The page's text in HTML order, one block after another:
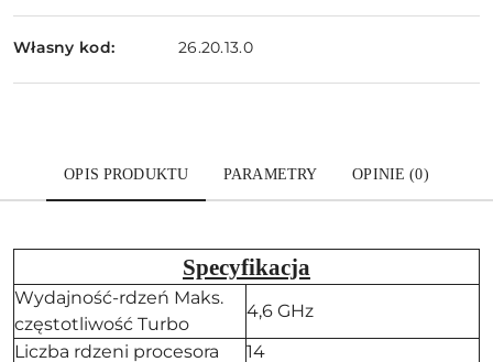
Własny kod: 26.20.13.0
OPIS PRODUKTU PARAMETRY OPINIE (0)
Specyfikacja
Wydajność-rdzeń Maks.
częstotliwość Turbo
4,6 GHz
Liczba rdzeni procesora
14